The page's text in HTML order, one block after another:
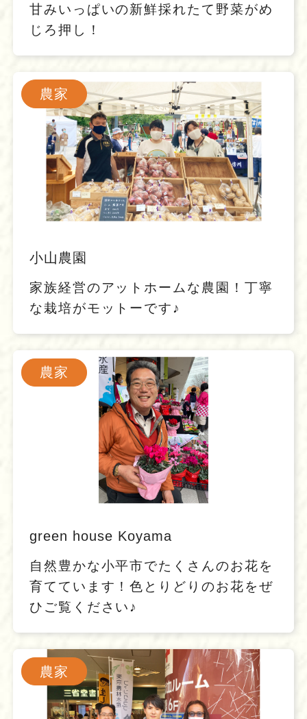
甘みいっぱいの新鮮採れたて野菜がめ
じろ押し！
農家
小山農園
家族経営のアットホームな農園！丁寧
な栽培がモットーです♪
農家
green house Koyama
自然豊かな小平市でたくさんのお花を
育てています！色とりどりのお花をぜ
ひご覧ください♪
農家